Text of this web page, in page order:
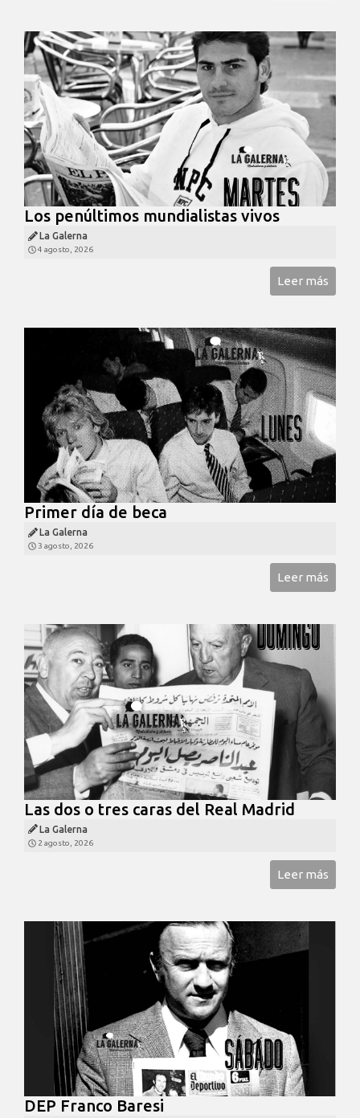
Los penúltimos mundialistas vivos
La Galerna
4 agosto, 2026
Leer más
Primer día de beca
La Galerna
3 agosto, 2026
Leer más
Las dos o tres caras del Real Madrid
La Galerna
2 agosto, 2026
Leer más
DEP Franco Baresi